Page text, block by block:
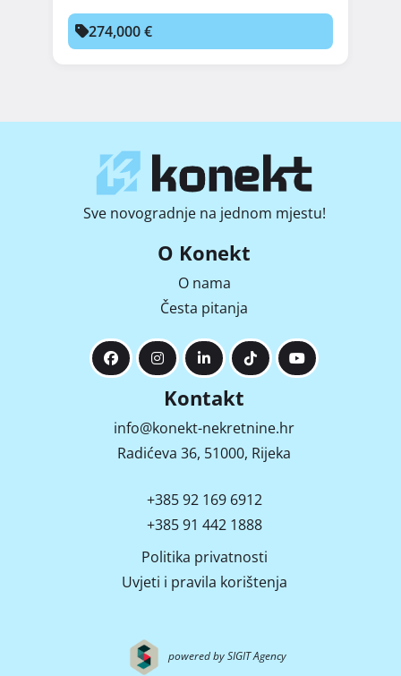
274,000 €
Sve novogradnje na jednom mjestu!
O Konekt
O nama
Česta pitanja
Kontakt
info@konekt-nekretnine.hr
Radićeva 36, 51000, Rijeka
+385 92 169 6912
+385 91 442 1888
Politika privatnosti
Uvjeti i pravila korištenja
powered by SIGIT Agency